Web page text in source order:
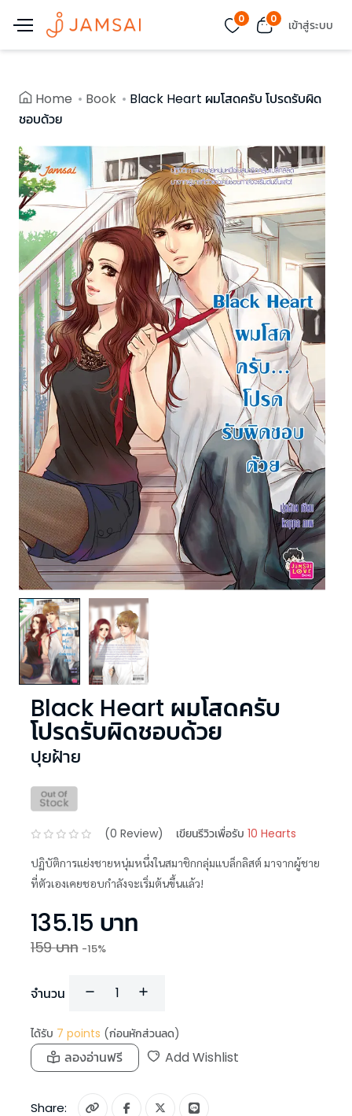
0 0 เข้าสู่ระบบ
Home Book
Black Heart ผมโสดครับ โปรดรับผิด
ชอบด้วย
Black Heart ผมโสดครับ
โปรดรับผิดชอบด้วย
ปุยฝ้าย
(0 Review) เขียนรีวิวเพื่อรับ 10 Hearts
ปฏิบัติการแย่งชายหนุ่มหนึ่งในสมาชิกกลุ่มแบล็กลิสต์ มาจากผู้ชาย
ที่ตัวเองเคยชอบกำลังจะเริ่มต้นขึ้นแล้ว!
135.15 บาท
159บาท -15%
จำนวน
ได้รับ 7 points (ก่อนหักส่วนลด)
ลองอ่านฟรี Add Wishlist
Share: